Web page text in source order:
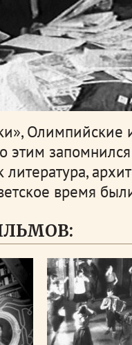
Олимпийские
этим
литература,
время